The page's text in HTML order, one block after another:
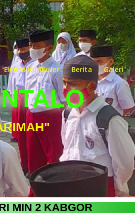
Ekstra Kurikuler Berita Galeri
MIN 2 KABGOR